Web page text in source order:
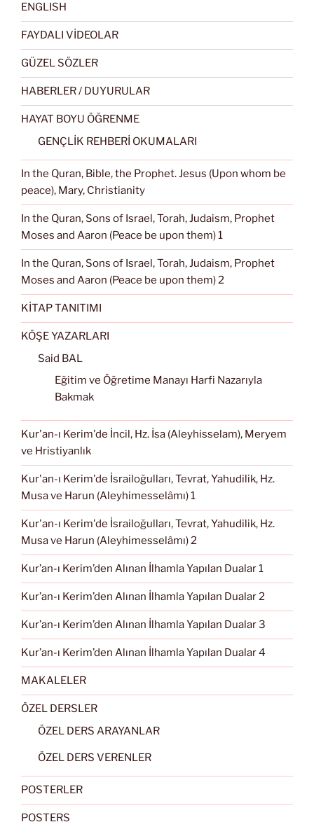
ENGLISH
FAYDALI VİDEOLAR
GÜZEL SÖZLER
HABERLER / DUYURULAR
HAYAT BOYU ÖĞRENME
GENÇLİK REHBERİ OKUMALARI
In the Quran, Bible, the Prophet. Jesus (Upon whom be
peace), Mary, Christianity
In the Quran, Sons of Israel, Torah, Judaism, Prophet
Moses and Aaron (Peace be upon them) 1
In the Quran, Sons of Israel, Torah, Judaism, Prophet
Moses and Aaron (Peace be upon them) 2
KİTAP TANITIMI
KÖŞE YAZARLARI
Said BAL
Eğitim ve Öğretime Manayı Harfi Nazarıyla
Bakmak
Kur'an-ı Kerim'de İncil, Hz. İsa (Aleyhisselam), Meryem
ve Hristiyanlık
Kur'an-ı Kerim'de İsrailoğulları, Tevrat, Yahudilik, Hz.
Musa ve Harun (Aleyhimesselâmı) 1
Kur'an-ı Kerim'de İsrailoğulları, Tevrat, Yahudilik, Hz.
Musa ve Harun (Aleyhimesselâmı) 2
Kur’an-ı Kerim’den Alınan İlhamla Yapılan Dualar 1
Kur’an-ı Kerim’den Alınan İlhamla Yapılan Dualar 2
Kur’an-ı Kerim’den Alınan İlhamla Yapılan Dualar 3
Kur’an-ı Kerim’den Alınan İlhamla Yapılan Dualar 4
MAKALELER
ÖZEL DERSLER
ÖZEL DERS ARAYANLAR
ÖZEL DERS VERENLER
POSTERLER
POSTERS